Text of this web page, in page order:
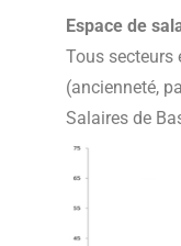
Espace de
Tous secteurs
(ancienneté,
Salaires de